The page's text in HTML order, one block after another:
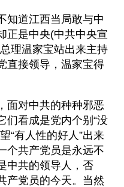
知道江西当局敢与中
正是中央(中共中央宣
理温家宝站出来主持
直接领导，温家宝得
面对中共的种种邪恶
们看成是党内个别“没
“有人性的好人”出来
个共产党员是永远不
中共的领导人，否
产党员的今天。当然